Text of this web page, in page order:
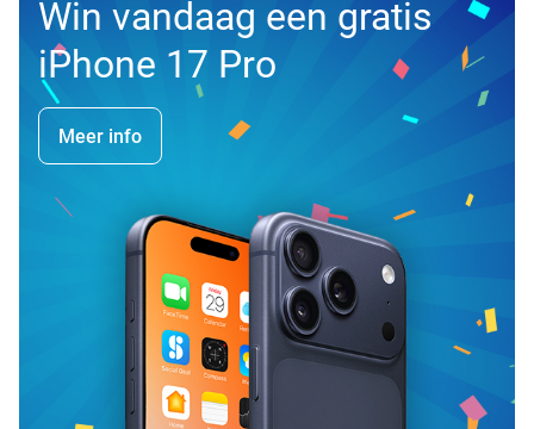
Win vandaag een gratis
iPhone 17 Pro
Meer info